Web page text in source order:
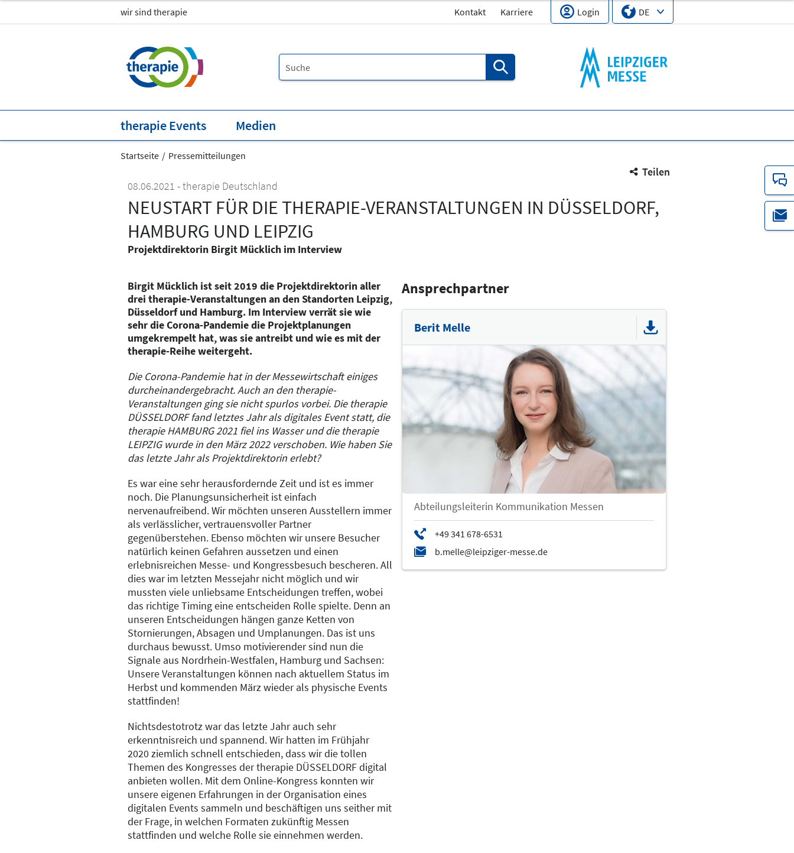
wir sind therapie Kontakt Karriere Login SpracheDE
therapie Events
therapie LEIPZIG
therapie HAMBURG
Medien
Multimedia
Pressemitteilungen
Startseite Pressemitteilungen
Teilen
08.06.2021
therapie Deutschland
NEUSTART FÜR DIE THERAPIE-VERANSTALTUNGEN IN DÜSSELDORF,
HAMBURG UND LEIPZIG
Projektdirektorin Birgit Mücklich im Interview
Birgit Mücklich ist seit 2019 die Projektdirektorin aller
drei therapie-Veranstaltungen an den Standorten Leipzig,
Düsseldorf und Hamburg. Im Interview verrät sie wie
sehr die Corona-Pandemie die Projektplanungen
umgekrempelt hat, was sie antreibt und wie es mit der
therapie-Reihe weitergeht.
Die Corona-Pandemie hat in der Messewirtschaft einiges
durcheinandergebracht. Auch an den therapie-
Veranstaltungen ging sie nicht spurlos vorbei. Die therapie
DÜSSELDORF fand letztes Jahr als digitales Event statt, die
therapie HAMBURG 2021 fiel ins Wasser und die therapie
LEIPZIG wurde in den März 2022 verschoben. Wie haben Sie
das letzte Jahr als Projektdirektorin erlebt?
Es war eine sehr herausfordernde Zeit und ist es immer
noch. Die Planungsunsicherheit ist einfach
nervenaufreibend. Wir möchten unseren Ausstellern immer
als verlässlicher, vertrauensvoller Partner
gegenüberstehen. Ebenso möchten wir unsere Besucher
natürlich keinen Gefahren aussetzen und einen
erlebnisreichen Messe- und Kongressbesuch bescheren. All
dies war im letzten Messejahr nicht möglich und wir
mussten viele unliebsame Entscheidungen treffen, wobei
das richtige Timing eine entscheiden Rolle spielte. Denn an
unseren Entscheidungen hängen ganze Ketten von
Stornierungen, Absagen und Umplanungen. Das ist uns
durchaus bewusst. Umso motivierender sind nun die
Signale aus Nordrhein-Westfalen, Hamburg und Sachsen:
Unsere Veranstaltungen können nach aktuellem Status im
Herbst und kommenden März wieder als physische Events
stattfinden!
Nichtsdestotrotz war das letzte Jahr auch sehr
erkenntnisreich und spannend. Wir hatten im Frühjahr
2020 ziemlich schnell entschieden, dass wir die tollen
Themen des Kongresses der therapie DÜSSELDORF digital
anbieten wollen. Mit dem Online-Kongress konnten wir
unsere eigenen Erfahrungen in der Organisation eines
digitalen Events sammeln und beschäftigen uns seither mit
der Frage, in welchen Formaten zukünftig Messen
stattfinden und welche Rolle sie einnehmen werden.
Ansprechpartner
Berit Melle
Abteilungsleiterin Kommunikation Messen